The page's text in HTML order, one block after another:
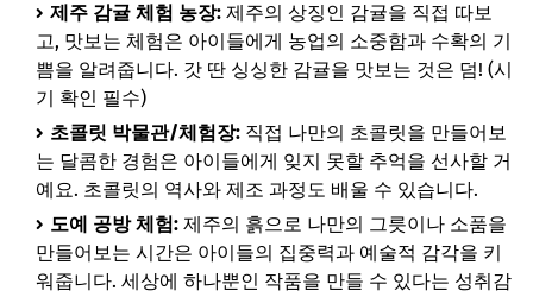
제주 감귤 체험 농장: 제주의 상징인 감귤을 직접 따보
고, 맛보는 체험은 아이들에게 농업의 소중함과 수확의 기
쁨을 알려줍니다. 갓 딴 싱싱한 감귤을 맛보는 것은 덤! (시
기 확인 필수)
초콜릿 박물관/체험장: 직접 나만의 초콜릿을 만들어보
는 달콤한 경험은 아이들에게 잊지 못할 추억을 선사할 거
예요. 초콜릿의 역사와 제조 과정도 배울 수 있습니다.
도예 공방 체험: 제주의 흙으로 나만의 그릇이나 소품을
만들어보는 시간은 아이들의 집중력과 예술적 감각을 키
워줍니다. 세상에 하나뿐인 작품을 만들 수 있다는 성취감